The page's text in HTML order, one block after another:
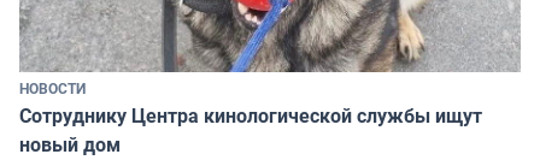
НОВОСТИ
Сотруднику Центра кинологической службы ищут
новый дом